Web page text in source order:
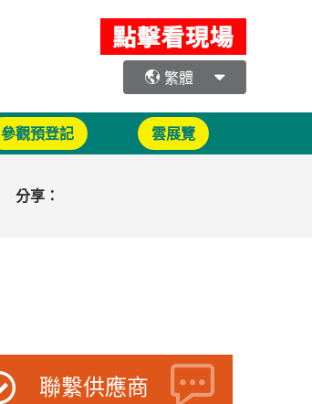
繁體
參觀預登記 雲展覽
分享：
聯繫供應商